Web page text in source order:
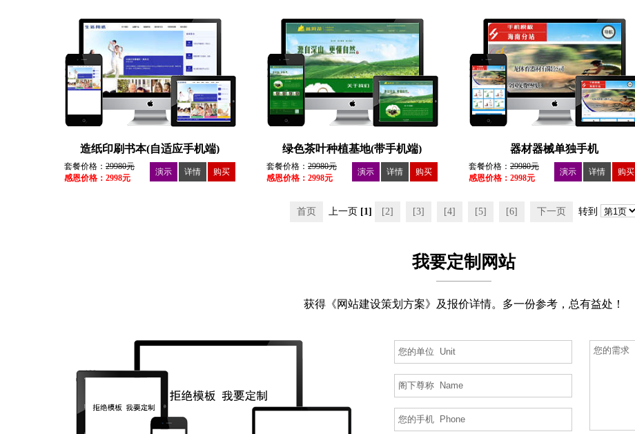
造纸印刷书本(自适应手机端)
套餐价格： 29980元
感恩价格：2998元
演示 详情 购买
绿色茶叶种植基地(带手机端)
套餐价格： 29980元
感恩价格：2998元
演示 详情 购买
器材器械单独手机
套餐价格： 29980元
感恩价格：2998元
演示 详情 购买
首页 上一页 [1] [2] [3] [4] [5] [6] 下一页 转到
我要定制网站
获得《网站建设策划方案》及报价详情。多一份参考，总有益处！